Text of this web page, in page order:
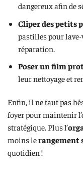
dangereux afin de
Cliper des petits
pastilles pour lave-
réparation.
Poser un film
leur nettoyage et
Enfin, il ne faut pas
foyer pour maintenir
stratégique. Plus l’
moins lerangement
quotidien !